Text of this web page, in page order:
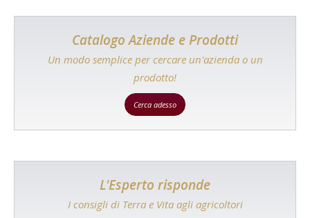
Catalogo Aziende e Prodotti
Un modo semplice per cercare un'azienda o un
prodotto!
Cerca adesso
L'Esperto risponde
I consigli di Terra e Vita agli agricoltori